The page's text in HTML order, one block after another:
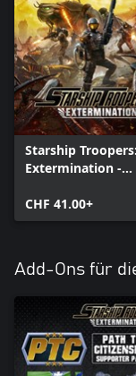
Starship Troopers:
Extermination -
Edition
CHF 41.00+
Add-Ons für